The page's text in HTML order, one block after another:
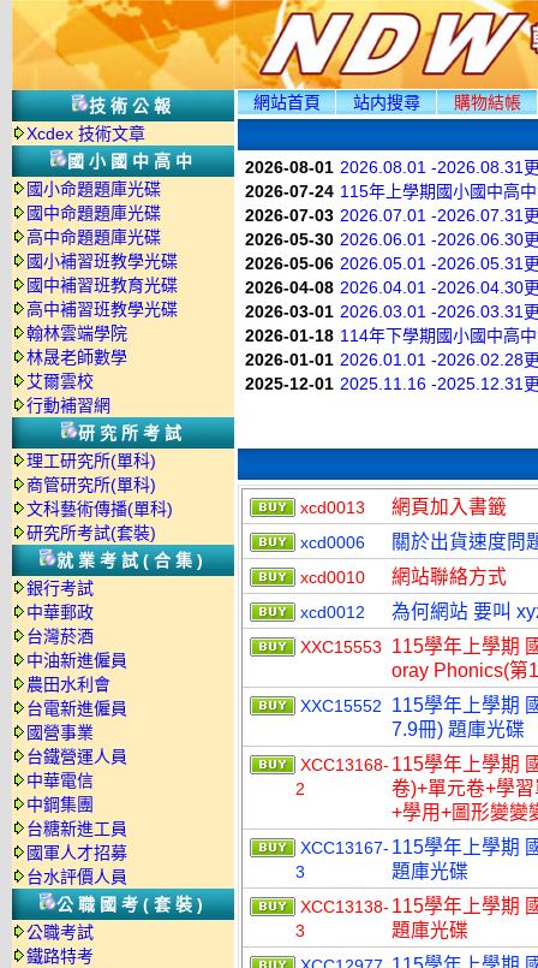
技術公報
Xcdex 技術文章
國小國中高中
國小命題題庫光碟
國中命題題庫光碟
高中命題題庫光碟
國小補習班教學光碟
國中補習班教育光碟
高中補習班教學光碟
翰林雲端學院
林晟老師數學
艾爾雲校
行動補習網
研究所考試
理工研究所(單科)
商管研究所(單科)
文科藝術傳播(單科)
研究所考試(套裝)
就業考試(合集)
銀行考試
中華郵政
台灣菸酒
中油新進僱員
農田水利會
台電新進僱員
國營事業
台鐵營運人員
中華電信
中鋼集團
台糖新進工員
國軍人才招募
台水評價人員
公職國考(套裝)
公職考試
鐵路特考
網站首頁 站内搜尋 購物結帳
2026-08-01 2026.08.01 -2026.08.31
2026-07-24 115年上學期國小國中高
2026-07-03 2026.07.01 -2026.07.31
2026-05-30 2026.06.01 -2026.06.30
2026-05-06 2026.05.01 -2026.05.31
2026-04-08 2026.04.01 -2026.04.30
2026-03-01 2026.03.01 -2026.03.31
2026-01-18 114年下學期國小國中高
2026-01-01 2026.01.01 -2026.02.28
2025-12-01 2025.11.16 -2025.12.31
xcd0013 網頁加入書籤
xcd0006 關於出貨速度問
xcd0010 網站聯絡方式
xcd0012 為何網站 要叫
XXC15553
115學年上學期
oray Phonics(第
XXC15552
115學年上學期
7.9冊) 題庫光碟
XCC13168-
2
115學年上學期
卷)+單元卷+學
+學用+圖形變變
XCC13167-
3
115學年上學期
題庫光碟
XCC13138-
3
115學年上學期
題庫光碟